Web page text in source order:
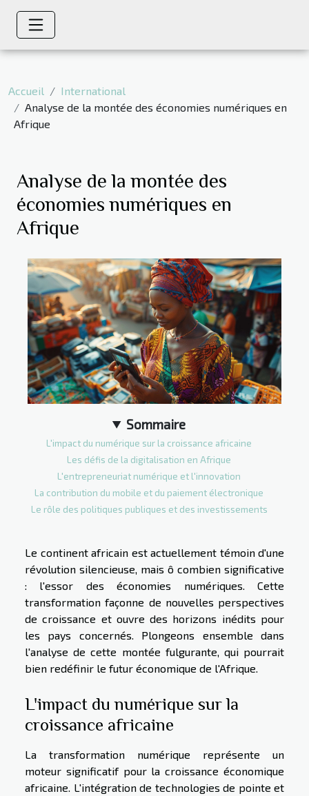
Accueil
International
Analyse de la montée des économies numériques en
Afrique
Analyse de la montée des
économies numériques en
Afrique
Sommaire
L'impact du numérique sur la croissance africaine
Les défis de la digitalisation en Afrique
L'entrepreneuriat numérique et l'innovation
La contribution du mobile et du paiement électronique
Le rôle des politiques publiques et des investissements
Le continent africain est actuellement témoin d'une
révolution silencieuse, mais ô combien significative
: l'essor des économies numériques. Cette
transformation façonne de nouvelles perspectives
de croissance et ouvre des horizons inédits pour
les pays concernés. Plongeons ensemble dans
l'analyse de cette montée fulgurante, qui pourrait
bien redéfinir le futur économique de l'Afrique.
L'impact du numérique sur la
croissance africaine
La transformation numérique représente un
moteur significatif pour la croissance économique
africaine. L'intégration de technologies de pointe et